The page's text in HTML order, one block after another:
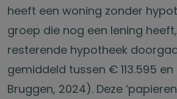
heeft een woning zonder
groep die nog een lening
resterende hypotheek
gemiddeld tussen € 113.595 en
Bruggen, 2024). Deze